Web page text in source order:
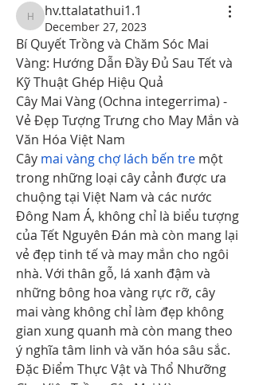
hv.ttalatathui1.1
hv.ttalatathui1.1
December 27, 2023
Bí Quyết Trồng và Chăm Sóc Mai
Vàng: Hướng Dẫn Đầy Đủ Sau Tết và
Kỹ Thuật Ghép Hiệu Quả
Cây Mai Vàng (Ochna integerrima) -
Vẻ Đẹp Tượng Trưng cho May Mắn và
Văn Hóa Việt Nam
Cây mai vàng chợ lách bến tre một
trong những loại cây cảnh được ưa
chuộng tại Việt Nam và các nước
Đông Nam Á, không chỉ là biểu tượng
của Tết Nguyên Đán mà còn mang lại
vẻ đẹp tinh tế và may mắn cho ngôi
nhà. Với thân gỗ, lá xanh đậm và
những bông hoa vàng rực rỡ, cây
mai vàng không chỉ làm đẹp không
gian xung quanh mà còn mang theo
ý nghĩa tâm linh và văn hóa sâu sắc.
Đặc Điểm Thực Vật và Thổ Nhưỡng